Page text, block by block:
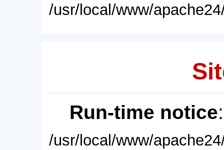
/usr/local/www/
Run-time notice
/usr/local/www/